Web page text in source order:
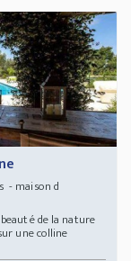
- maison d
de la nature
une colline